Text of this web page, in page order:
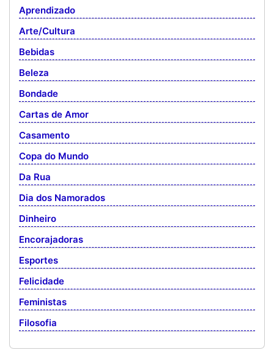
Aprendizado
Arte/Cultura
Bebidas
Beleza
Bondade
Cartas de Amor
Casamento
Copa do Mundo
Da Rua
Dia dos Namorados
Dinheiro
Encorajadoras
Esportes
Felicidade
Feministas
Filosofia